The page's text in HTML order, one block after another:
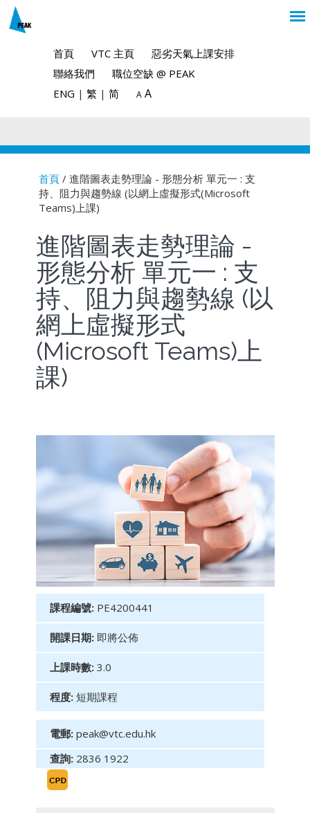
首頁 VTC 主頁
惡劣天氣上課安排
聯絡我們
職位空缺 @ PEAK
ENG | 繁 | 简 A A
You are here
首頁/ 進階圖表走勢理論 - 形態分析 單元一 : 支
持、阻力與趨勢線 (以網上虛擬形式(Microsoft
Teams)上課)
進階圖表走勢理論 -
形態分析 單元一 : 支
持、阻力與趨勢線 (以
網上虛擬形式
(Microsoft Teams)上
課)
課程編號: PE4200441
開課日期: 即將公佈
上課時數: 3.0
程度: 短期課程
電郵: peak@vtc.edu.hk
查詢: 2836 1922